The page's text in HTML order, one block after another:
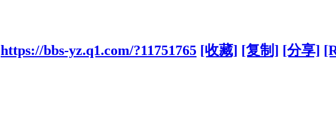
https://bbs-yz.q1.com/?11751765 [收藏] [复制] [分享]